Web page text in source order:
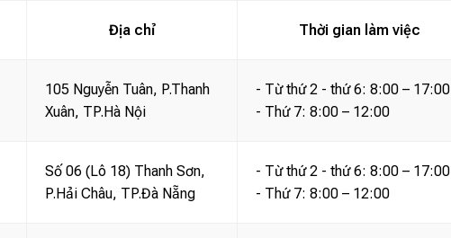
Địa chỉ Thời gian làm việc
105 Nguyễn Tuân, P.Thanh
Xuân, TP.Hà Nội
- Từ thứ 2 - thứ 6: 8:00 – 17:00
- Thứ 7: 8:00 – 12:00
Số 06 (Lô 18) Thanh Sơn,
P.Hải Châu, TP.Đà Nẵng
- Từ thứ 2 - thứ 6: 8:00 – 17:00
- Thứ 7: 8:00 – 12:00